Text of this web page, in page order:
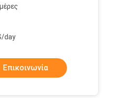
day
Επικοινωνία